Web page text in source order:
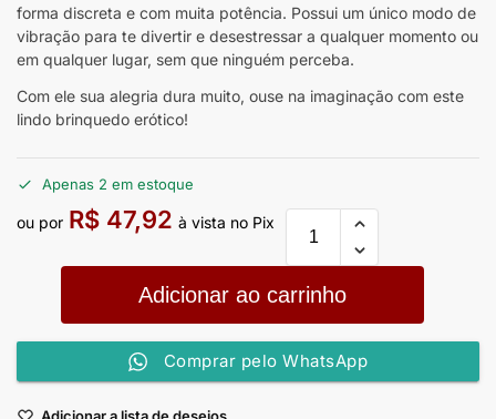
forma discreta e com muita potência. Possui um único modo de
vibração para te divertir e desestressar a qualquer momento ou
em qualquer lugar, sem que ninguém perceba.
Com ele sua alegria dura muito, ouse na imaginação com este
lindo brinquedo erótico!
Apenas 2 em estoque
ou por R$ 47,92 à vista no Pix
Adicionar ao carrinho
Comprar pelo WhatsApp